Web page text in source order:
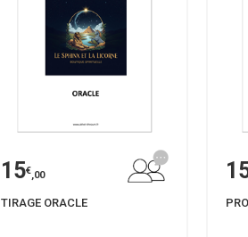
15€,00
TIRAGE ORACLE